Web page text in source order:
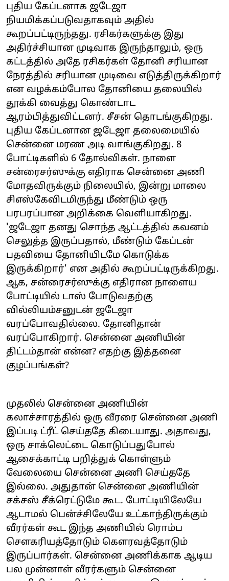
புதிய கேப்டனாக ஜடேஜா
நியமிக்கப்படுவதாகவும் அதில்
கூறப்பட்டிருந்தது. ரசிகர்களுக்கு இது
அதிர்ச்சியான முடிவாக இருந்தாலும், ஒரு
கட்டத்தில் அதே ரசிகர்கள் தோனி சரியான
நேரத்தில் சரியான முடிவை எடுத்திருக்கிறார்
என வழக்கம்போல தோனியை தலையில்
தூக்கி வைத்து கொண்டாட
ஆரம்பித்துவிட்டனர். சீசன் தொடங்குகிறது.
புதிய கேப்டனான ஜடேஜா தலைமையில்
சென்னை மரண அடி வாங்குகிறது. 8
போட்டிகளில் 6 தோல்விகள். நாளை
சன்ரைசர்ஸுக்கு எதிராக சென்னை அணி
மோதவிருக்கும் நிலையில், இன்று மாலை
சிஎஸ்கேவிடமிருந்து மீண்டும் ஒரு
பரபரப்பான அறிக்கை வெளியாகிறது.
'ஜடேஜா தனது சொந்த ஆட்டத்தில் கவனம்
செலுத்த இருப்பதால், மீண்டும் கேப்டன்
பதவியை தோனியிடமே கொடுக்க
இருக்கிறார்' என அதில் கூறப்பட்டிருக்கிறது.
ஆக, சன்ரைசர்ஸுக்கு எதிரான நாளைய
போட்டியில் டாஸ் போடுவதற்கு
வில்லியம்சனுடன் ஜடேஜா
வரப்போவதில்லை. தோனிதான்
வரப்போகிறார். சென்னை அணியின்
திட்டம்தான் என்ன? எதற்கு இத்தனை
குழப்பங்கள்?
முதலில் சென்னை அணியின்
கலாச்சாரத்தில் ஒரு வீரரை சென்னை அணி
இப்படி ட்ரீட் செய்ததே கிடையாது. அதாவது,
ஒரு சாக்லெட்டை கொடுப்பதுபோல்
ஆசைக்காட்டி பறித்துக் கொள்ளும்
வேலையை சென்னை அணி செய்ததே
இல்லை. அதுதான் சென்னை அணியின்
சக்சஸ் சீக்ரெட்டுமே கூட. போட்டியிலேயே
ஆடாமல் பென்ச்சிலேயே உட்காந்திருக்கும்
வீரர்கள் கூட இந்த அணியில் ரொம்ப
சௌகரியத்தோடும் கௌரவத்தோடும்
இருப்பார்கள். சென்னை அணிக்காக ஆடிய
பல முன்னாள் வீரர்களும் சென்னை